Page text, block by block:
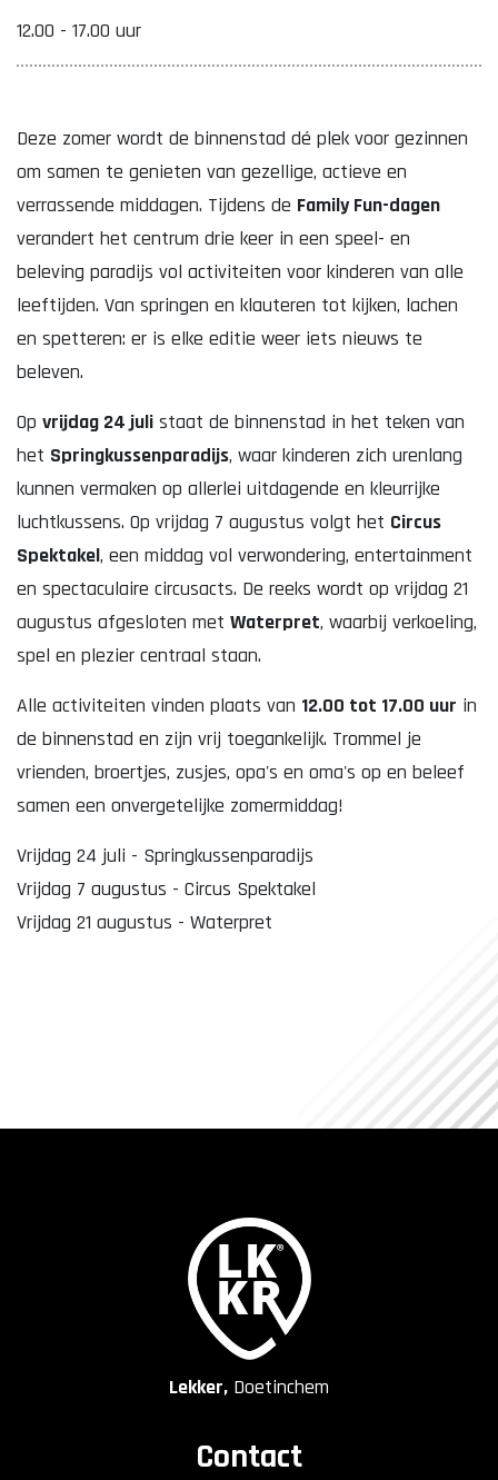
12.00 - 17.00 uur
Deze zomer wordt de binnenstad dé plek voor gezinnen
om samen te genieten van gezellige, actieve en
verrassende middagen. Tijdens de Family Fun-dagen
verandert het centrum drie keer in een speel- en
beleving paradijs vol activiteiten voor kinderen van alle
leeftijden. Van springen en klauteren tot kijken, lachen
en spetteren: er is elke editie weer iets nieuws te
beleven.
Op vrijdag 24 juli staat de binnenstad in het teken van
het Springkussenparadijs, waar kinderen zich urenlang
kunnen vermaken op allerlei uitdagende en kleurrijke
luchtkussens. Op vrijdag 7 augustus volgt het Circus
Spektakel, een middag vol verwondering, entertainment
en spectaculaire circusacts. De reeks wordt op vrijdag 21
augustus afgesloten met Waterpret, waarbij verkoeling,
spel en plezier centraal staan.
Alle activiteiten vinden plaats van 12.00 tot 17.00 uur in
de binnenstad en zijn vrij toegankelijk. Trommel je
vrienden, broertjes, zusjes, opa's en oma's op en beleef
samen een onvergetelijke zomermiddag!
Vrijdag 24 juli - Springkussenparadijs
Vrijdag 7 augustus - Circus Spektakel
Vrijdag 21 augustus - Waterpret
Lekker, Doetinchem
Contact